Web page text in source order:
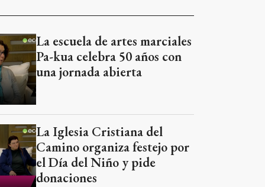
La escuela de artes marciales
Pa-kua celebra 50 años con
una jornada abierta
La Iglesia Cristiana del
Camino organiza festejo por
el Día del Niño y pide
donaciones